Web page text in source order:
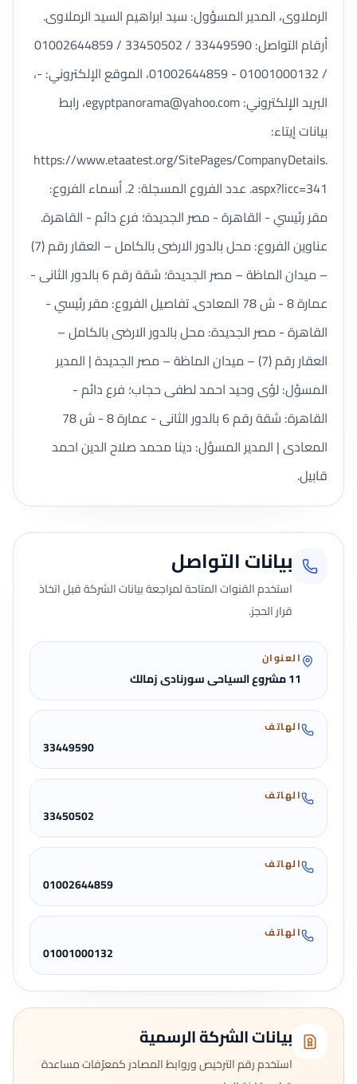
الرملاوى، المدير المسؤول: سيد ابراهيم السيد الرملاوى.
أرقام التواصل: 33449590 / 33450502 / 01002644859
/ 01001000132 - 01002644859، الموقع الإلكتروني: -،
البريد الإلكتروني:egyptpanorama@yahoo.com، رابط
بيانات إيتاء:
https://www.etaatest.org/SitePages/CompanyDetails.
aspx?licc=341. عدد الفروع المسجلة: 2. أسماء الفروع:
مقر رئيسي - القاهرة - مصر الجديدة؛ فرع دائم - القاهرة.
عناوين الفروع: محل بالدور الارضى بالكامل – العقار رقم (7)
– ميدان الماظة – مصر الجديدة؛ شقة رقم 6 بالدور الثانى -
عمارة 8 - ش 78 المعادى. تفاصيل الفروع: مقر رئيسي -
القاهرة - مصر الجديدة: محل بالدور الارضى بالكامل –
العقار رقم (7) – ميدان الماظة – مصر الجديدة | المدير
المسؤل: لؤى وحيد احمد لطفى حجاب؛ فرع دائم -
القاهرة: شقة رقم 6 بالدور الثانى - عمارة 8 - ش 78
المعادى | المدير المسؤل: دينا محمد صلاح الدين احمد
قابيل.
بيانات التواصل
استخدم القنوات المتاحة لمراجعة بيانات الشركة قبل اتخاذ
قرار الحجز.
العنوان
11 مشروع السياحى سورنادى زمالك
الهاتف
33449590
الهاتف
33450502
الهاتف
01002644859
الهاتف
01001000132
بيانات الشركة الرسمية
استخدم رقم الترخيص وروابط المصادر كمعرّفات مساعدة